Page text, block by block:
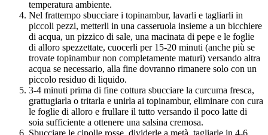
temperatura ambiente.
Nel frattempo sbucciare i topinambur, lavarli e tagliarli in
piccoli pezzi, metterli in una casseruola insieme a un bicchiere
di acqua, un pizzico di sale, una macinata di pepe e le foglie
di alloro spezzettate, cuocerli per 15-20 minuti (anche più se
trovate topinambur non completamente maturi) versando altra
acqua se necessario, alla fine dovranno rimanere solo con un
piccolo residuo di liquido.
3-4 minuti prima di fine cottura sbucciare la curcuma fresca,
grattugiarla o tritarla e unirla ai topinambur, eliminare con cura
le foglie di alloro e frullare il tutto versando il poco latte di
soia sufficiente a ottenere una salsina cremosa.
Sbucciare le cipolle rosse, dividerle a metà, tagliarle in 4-6